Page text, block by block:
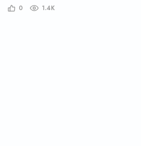
0 1.4K